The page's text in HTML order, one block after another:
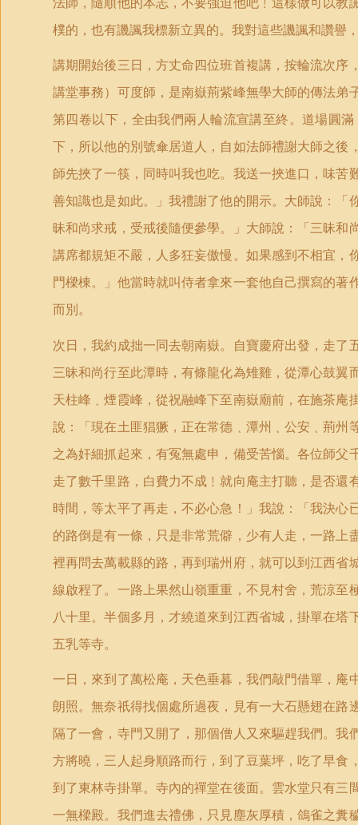
樸的，也有譏諷我標新立異的。我對這些譏諷和讚譽
講期開始後三日，方丈命四位班首複講，按輪流次
講堂事務）可度師，是南嶽荊紫峰無學大師的傳法
第四卷以下，全由我們兩人輪流宣講至終。道場圓
下，所以他的別號傘居道人，自如法師禮謝大師之
師先挾了一筷，同時叫我也吃。我送一挾進口，味
善知識也是如此。」我禮謝了他的開示。大師說：
昧和尚求戒，受戒後隨便參學。」大師說：「三昧
講席都規矩不嚴，人多狂妄傲慢。如果感到不相宜
門樑棟。」他當時就叫侍者拿來一套他自己撰寫的
而別。
次日，我約成拙一同去朝南嶽。自寶慶府出發，走
三昧和尚行至此潭時，有條龍化為雉雞，從潭心鼓
天柱峰﹑煙霞峰，從祝融峰下至南嶽廟前，在施茶
說：「現在土匪猖獗，正在常德﹑潭州﹑公安﹑荊
之為奸細抓起來，有冤無處申，備受苦惱。各位師
走了數千里路，白費力不成﹗就向庵主打聽，是否
時間，等太平了再走，不必心急！」我說：「我決
的路倒是有一條，只是非常荒僻，少有人走，一路
裡再問去萬載縣的路，再到瑞州府，就可以到江西
線啟程了。一路上果然山嶺重重，不見村舍，荒涼
八十里。半個多月，才繞道來到江西省城，掛單在
五乳等寺。
一日，來到了萬松庵，天色垂暮，我們敲門借單，
朗照。無奈祇得找個處所過夜，見有一大石懸翅在
隔了一會，寺門又開了，那個僧人又來驅趕我們。
方將曉，三人起身順路而行，到了豆葉坪，吃了早
到了東林寺掛單。寺內的禪堂在後面。雲水堂只有
一無樑殿。我們進去禮佛，只見塵灰厚積，鴿雀之